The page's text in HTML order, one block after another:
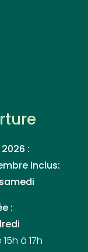
2026 :
inclus:
:
à 17h